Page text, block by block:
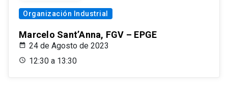
Organización Industrial
Marcelo Sant’Anna, FGV – EPGE
24 de Agosto de 2023
12:30 a 13:30